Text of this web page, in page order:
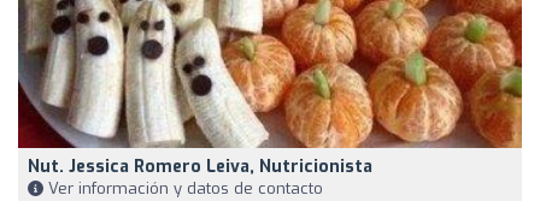
Nut. Jessica Romero Leiva, Nutricionista
Ver información y datos de contacto